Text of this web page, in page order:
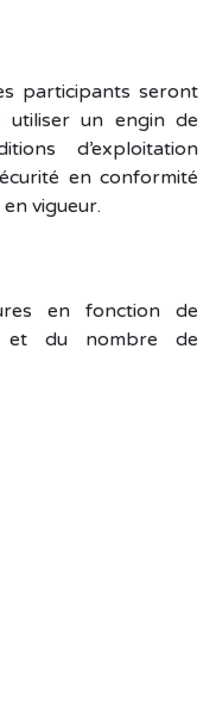
participants seront
utiliser un engin de
d’exploitation
en conformité
vigueur.
en fonction de
et du nombre de